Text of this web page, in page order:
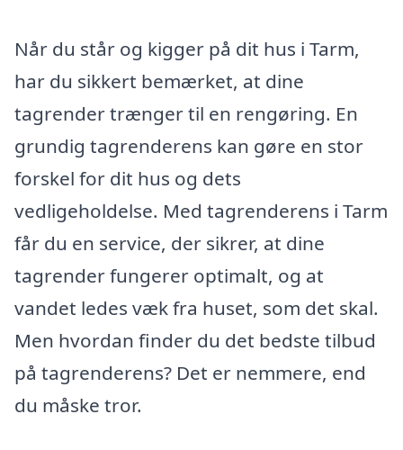
Når du står og kigger på dit hus i Tarm,
har du sikkert bemærket, at dine
tagrender trænger til en rengøring. En
grundig tagrenderens kan gøre en stor
forskel for dit hus og dets
vedligeholdelse. Med tagrenderens i Tarm
får du en service, der sikrer, at dine
tagrender fungerer optimalt, og at
vandet ledes væk fra huset, som det skal.
Men hvordan finder du det bedste tilbud
på tagrenderens? Det er nemmere, end
du måske tror.